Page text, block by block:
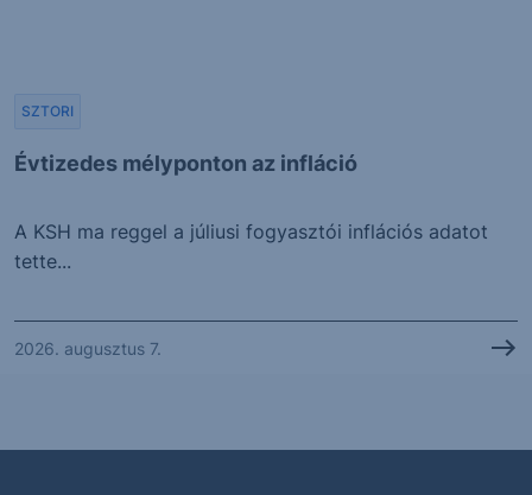
Évtizedes mélyponton az infláció
SZTORI
A KSH ma reggel a júliusi fogyasztói inflációs adatot
tette...
2026. augusztus 7.